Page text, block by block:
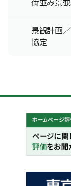
景観計画
協定